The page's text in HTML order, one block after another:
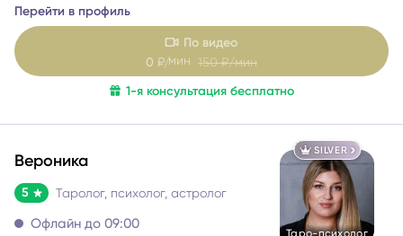
формулировкой. На консультации со мной вы найдёте
путь к себе.
уже не в первый раз
Перейти в профиль
По видео
0 ₽/мин150 ₽/мин
SILVER
Вероника
5 Таролог, психолог, астролог